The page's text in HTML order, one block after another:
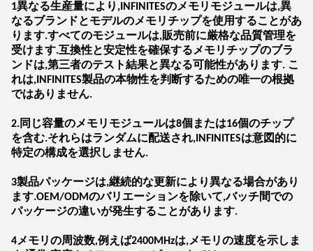
1異なる生産量により,INFINITESのメモリモジュールは,異
なるブランドとモデルのメモリチップを使用することがあ
ります.すべてのモジュールは,販売前に厳格な品質管理を
受けます.互換性と安定性を確保するメモリチップのブラ
ンドは,第三者のテスト結果と異なる可能性があります. こ
れは,INFINITES製品の本物性を判断するための唯一の根拠
ではありません.
2.同じ容量のメモリモジュールは8個または16個のチップ
を含む.それらはランダムに配送され,INFINITESは意図的に
特定の構成を選択しません.
3製品パッケージは,継続的な更新により異なる場合があり
ます.OEM/ODMのバリエーションを除いて,バッチ間での
パッケージの違いが発生することがあります.
4メモリの周波数,例えば2400MHzは,メモリの速度を示しま